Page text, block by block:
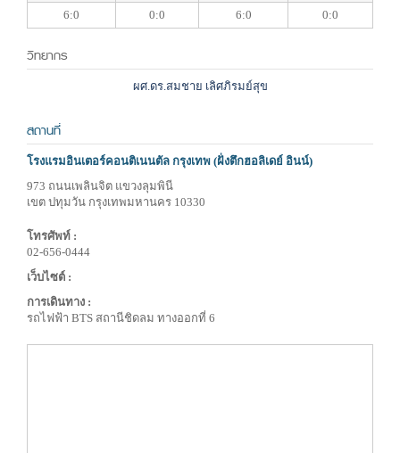
6:0 0:0 6:0 0:0
วิทยากร
ผศ.ดร.สมชาย เลิศภิรมย์สุข
สถานที่
โรงแรมอินเตอร์คอนติเนนตัล กรุงเทพ (ฝั่งตึกฮอลิเดย์ อินน์)
973 ถนนเพลินจิต แขวงลุมพินี
เขต ปทุมวัน กรุงเทพมหานคร 10330
โทรศัพท์ :
02-656-0444
เว็บไซต์ :
การเดินทาง :
รถไฟฟ้า BTS สถานีชิดลม ทางออกที่ 6